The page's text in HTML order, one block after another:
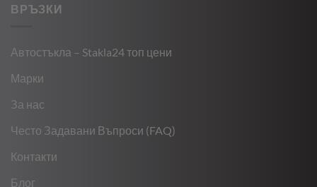
ВРЪЗКИ
Автостъкла – Stakla24 топ цени
Марки
За нас
Често Задавани Въпроси (FAQ)
Контакти
Блог